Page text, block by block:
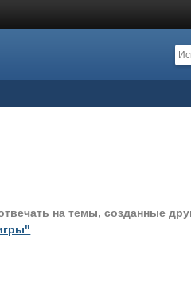
на темы, созданные